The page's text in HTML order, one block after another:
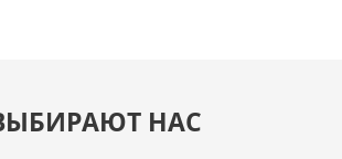
НАС